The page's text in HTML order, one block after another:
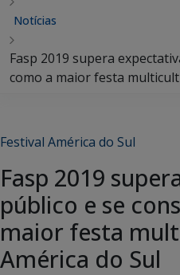
Notícias
Fasp 2019 supera
como a maior festa
Festival América do Sul
Fasp 2019
público e se
maior festa
América do Sul